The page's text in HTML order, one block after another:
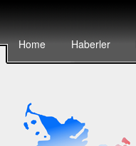
Home Haberler